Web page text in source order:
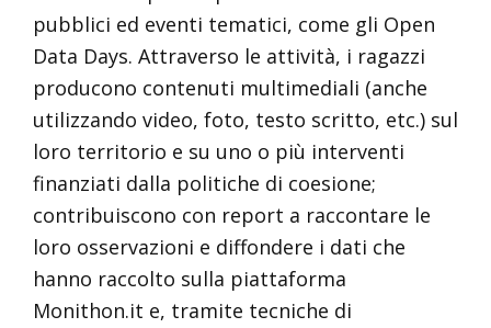
pubblici ed eventi tematici, come gli Open
Data Days. Attraverso le attività, i ragazzi
producono contenuti multimediali (anche
utilizzando video, foto, testo scritto, etc.) sul
loro territorio e su uno o più interventi
finanziati dalla politiche di coesione;
contribuiscono con report a raccontare le
loro osservazioni e diffondere i dati che
hanno raccolto sulla piattaforma
Monithon.it e, tramite tecniche di